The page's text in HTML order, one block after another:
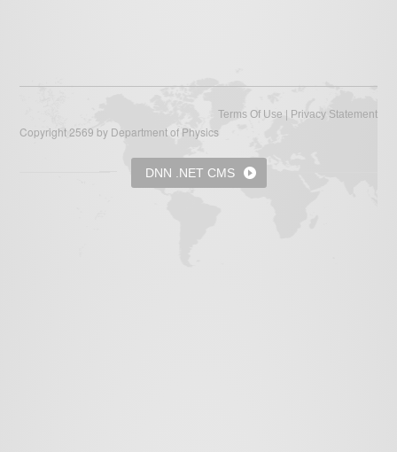
Terms Of Use | Privacy Statement
Copyright 2569 by Department of Physics
DNN .NET CMS